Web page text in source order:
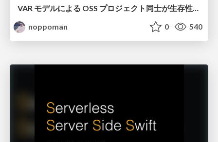
VAR モデルによる OSS プロジェクト同士が生存性に与える 影響の分析
noppoman
0 540